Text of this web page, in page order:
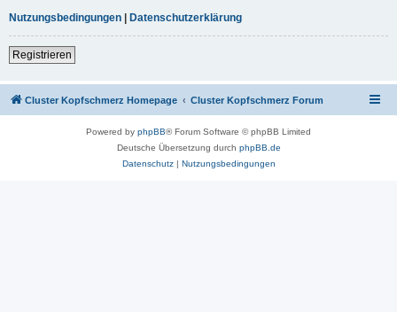
Nutzungsbedingungen | Datenschutzerklärung
Registrieren
Cluster Kopfschmerz Homepage Cluster Kopfschmerz Forum
Powered by phpBB® Forum Software © phpBB Limited
Deutsche Übersetzung durch phpBB.de
Datenschutz| Nutzungsbedingungen